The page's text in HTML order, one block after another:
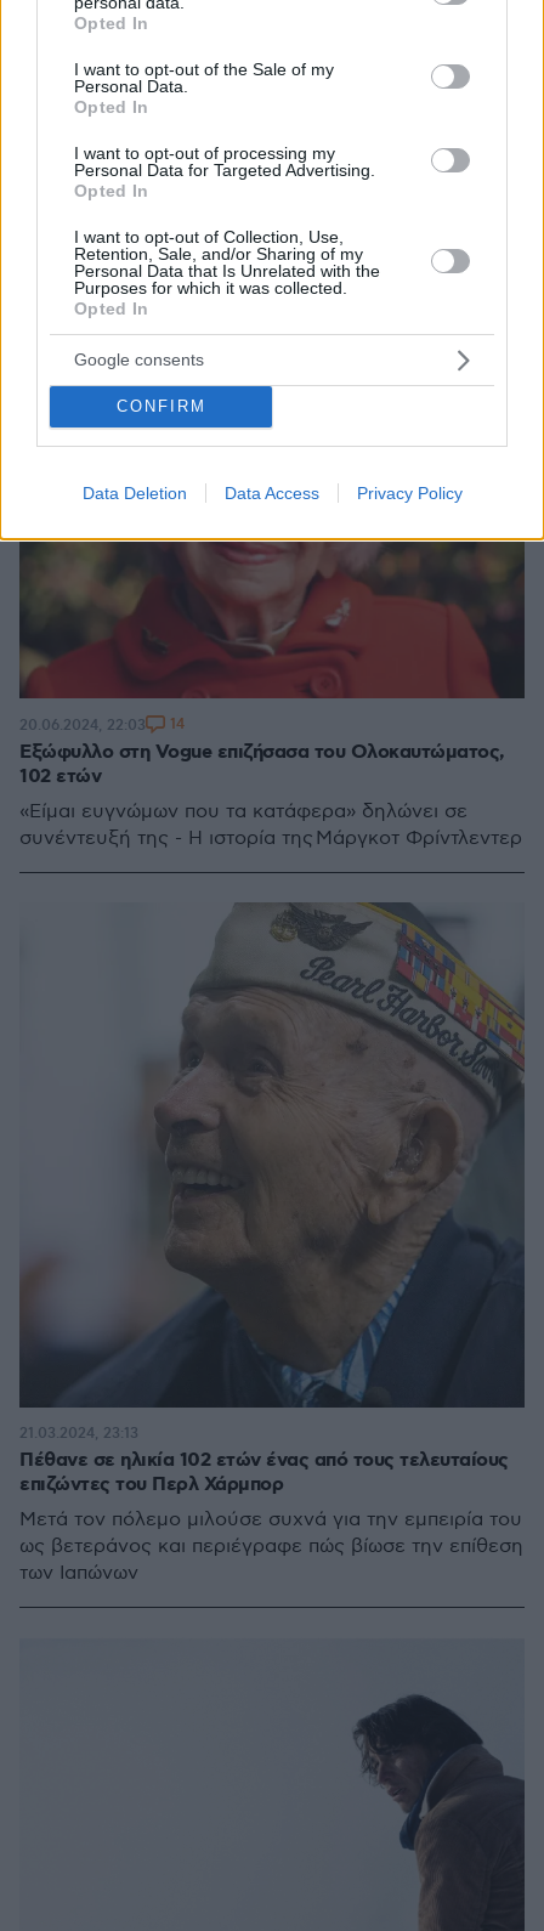
grant or deny consent to Google and its third-party tags to
use your data for below specified purposes in below Google
consent section.
Opted In
I want to opt-out of the Sale of my
Personal Data.
Opted In
I want to opt-out of processing my
Personal Data for Targeted Advertising.
Opted In
I want to opt-out of Collection, Use,
Retention, Sale, and/or Sharing of my
Personal Data that Is Unrelated with the
Purposes for which it was collected.
Opted In
Google consents
CONFIRM
Data Deletion Data Access Privacy Policy
Τι λέει η διαχειρίστρια εταιρεία - Άλλη πηγή ανέφερε
δεν υπάρχει ακόμα καμία επίσημη επιβεβαίωση - Το
μοιραίο αεροσκάφος, τύπου Embraer, είχε ζωή 11,5
Εξώφυλλο στη Vogue επιζήσασα του Ολοκαυτώματος,
102 ετών
«Είμαι ευγνώμων που τα κατάφερα» δηλώνει σε
συνέντευξή της - Η ιστορία της Μάργκοτ Φρίντλεντερ
20.06.2024, 22:03 14
Πέθανε σε ηλικία 102 ετών ένας από τους τελευταίους
επιζώντες του Περλ Χάρμπορ
Μετά τον πόλεμο μιλούσε συχνά για την εμπειρία του
ως βετεράνος και περιέγραφε πώς βίωσε την επίθεση
των Ιαπώνων
21.03.2024, 23:13